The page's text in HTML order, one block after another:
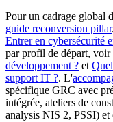
Pour un cadrage global
guide reconversion pillar
Entrer en cybersécurité
par profil de départ, voir
développement ? et
support IT ?. L'
spécifique GRC avec
intégrée, ateliers de
analysis NIS 2, PSSI)